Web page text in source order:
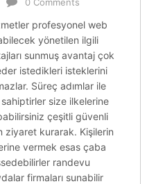
profesyonel web
yönetilen ilgili
sunmuş avantaj çok
istedikleri isteklerini
Süreç adımlar ile
size ilkelerine
çeşitli güvenli
ziyaret kurarak. Kişilerin
vermek esas çaba
randevu
firmaları sunabilir